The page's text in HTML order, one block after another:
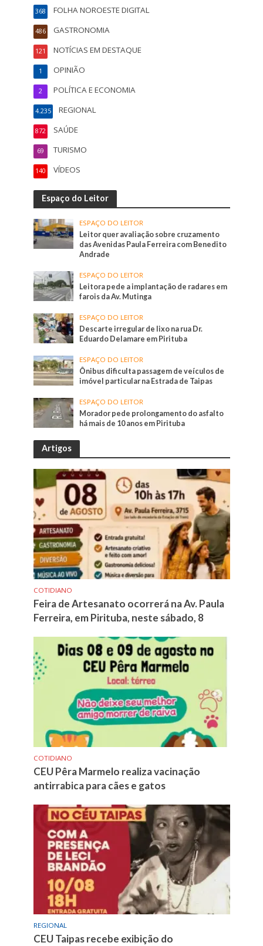
FOLHA NOROESTE DIGITAL
368
GASTRONOMIA
486
NOTÍCIAS EM DESTAQUE
121
OPINIÃO
1
POLÍTICA E ECONOMIA
2
REGIONAL
4.235
SAÚDE
872
TURISMO
69
VÍDEOS
140
Espaço do Leitor
ESPAÇO DO LEITOR
Leitor quer avaliação sobre cruzamento
das Avenidas Paula Ferreira com Benedito
Andrade
ESPAÇO DO LEITOR
Leitora pede a implantação de radares em
farois da Av. Mutinga
ESPAÇO DO LEITOR
Descarte irregular de lixo na rua Dr.
Eduardo Delamare em Pirituba
ESPAÇO DO LEITOR
Ônibus dificulta passagem de veículos de
imóvel particular na Estrada de Taipas
ESPAÇO DO LEITOR
Morador pede prolongamento do asfalto
há mais de 10 anos em Pirituba
Artigos
COTIDIANO
Feira de Artesanato ocorrerá na Av. Paula
Ferreira, em Pirituba, neste sábado, 8
COTIDIANO
CEU Pêra Marmelo realiza vacinação
antirrabica para cães e gatos
REGIONAL
CEU Taipas recebe exibição do